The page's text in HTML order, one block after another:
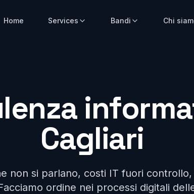
Home Services Bandi Chi
Cagliari
non si parlano, costi IT fuori
ordine nei processi digitali